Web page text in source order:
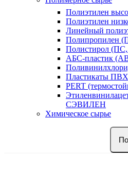
Полиэтилен
Полиэтилен
Линейный
Полипропилен
Полистирол (ПС,
АБС-пластик
Пластикаты ПВХ
PERT
СЭВИЛЕН
Химическое сырье